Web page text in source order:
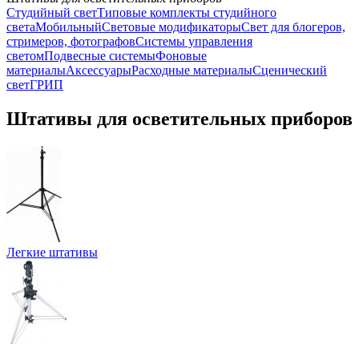
Студийный светТиповые комплекты студийного
светаМобильныйСветовые модификаторыСвет для блогеров,
стримеров, фотографовСистемы управления
светомПодвесные системыФоновые
материалыАксессуарыРасходные материалыСценический
светГРИП
Штативы для осветительных приборов
Легкие штативы